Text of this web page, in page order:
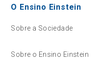
O Ensino Einstein
Sobre a Sociedade
Sobre o Ensino Einstein